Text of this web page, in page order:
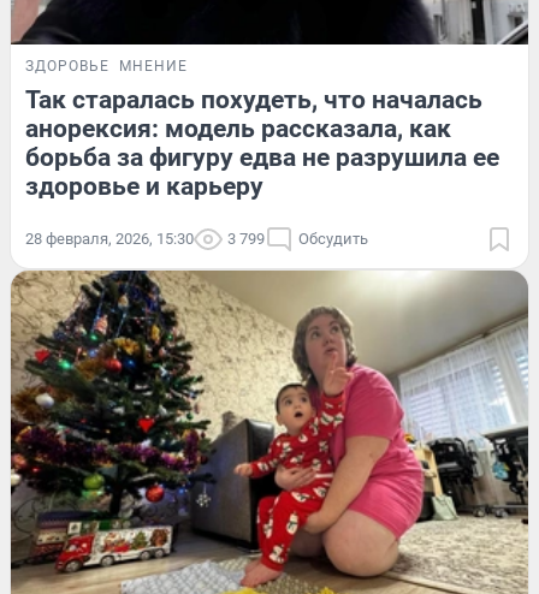
ЗДОРОВЬЕ МНЕНИЕ
Так старалась похудеть, что началась
анорексия: модель рассказала, как
борьба за фигуру едва не разрушила ее
здоровье и карьеру
28 февраля, 2026, 15:30 3 799 Обсудить